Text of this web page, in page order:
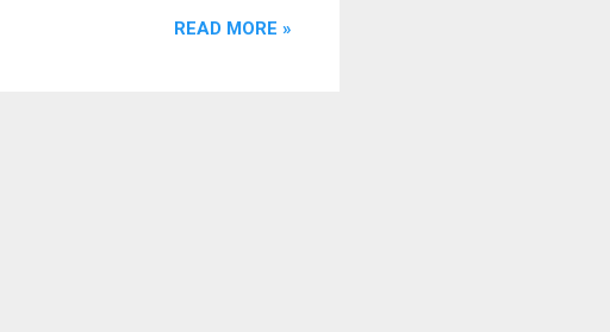
type guard이다. 하지만 아직 모든
도 아니고, instanceof 를 사용하는
READ MORE »